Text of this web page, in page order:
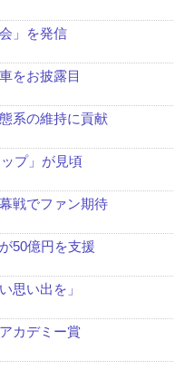
」を発信
をお披露目
系の維持に貢献
プ」が見頃
戦でファン期待
50億円を支援
思い出を」
カデミー賞